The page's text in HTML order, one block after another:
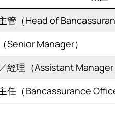
管（Head of
Senior Manager）
經理（Assistant Manager
任（Bancassurance